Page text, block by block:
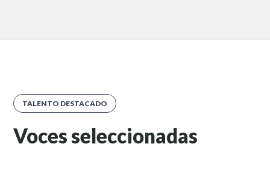
TALENTO DESTACADO
Voces seleccionadas